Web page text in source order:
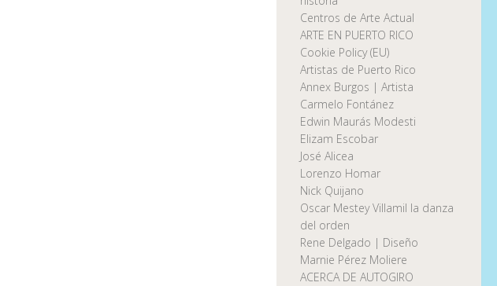
Centros de Arte Actual
ARTE EN PUERTO RICO
Cookie Policy (EU)
Artistas de Puerto Rico
Annex Burgos | Artista
Carmelo Fontánez
Edwin Maurás Modesti
Elizam Escobar
José Alicea
Lorenzo Homar
Nick Quijano
Oscar Mestey Villamil la danza
del orden
Rene Delgado | Diseño
Marnie Pérez Moliere
ACERCA DE AUTOGIRO